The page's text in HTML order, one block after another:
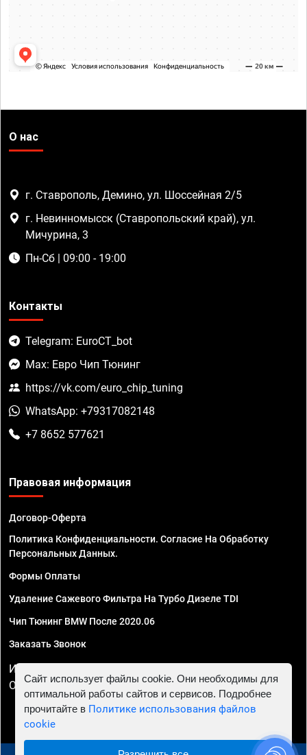
О нас
г. Ставрополь, Демино, ул. Шоссейная 2/5
г. Невинномысск (Ставропольский край), ул.
Мичурина, 3
Пн-Сб | 09:00 - 19:00
Контакты
Telegram: EuroCT_bot
Max: Евро Чип Тюнинг
https://vk.com/euro_chip_tuning
WhatsApp: +79317082148
+7 8652 577621
Правовая информация
Договор-Оферта
Политика Конфиденциальности. Согласие На Обработку
Персональных Данных.
Формы Оплаты
Удаление Сажевого Фильтра На Турбо Дизеле TDI
Чип Тюнинг BMW После 2020.06
Заказать Звонок
ИП Смирнов Георгий Павлович. ИНН 781302555843,
ОГРНИП 324470400032610
Сайт использует файлы cookie. Они необходимы для
оптимальной работы сайтов и сервисов. Подробнее
прочитайте в Политике использования файлов
cookie